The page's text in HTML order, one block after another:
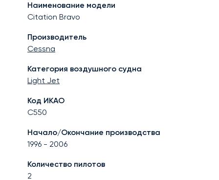
Наименование модели
Citation Bravo
Производитель
Cessna
Категория воздушного судна
Light Jet
Код ИКАО
C550
Начало/Окончание производства
1996 - 2006
Количество пилотов
2